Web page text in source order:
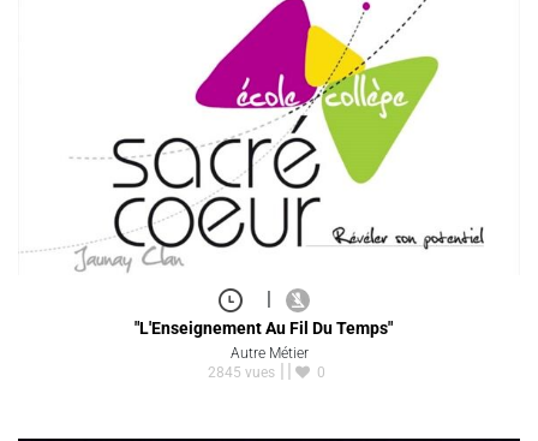
|
"L'Enseignement Au Fil Du Temps"
Autre Métier
2845 vues
0